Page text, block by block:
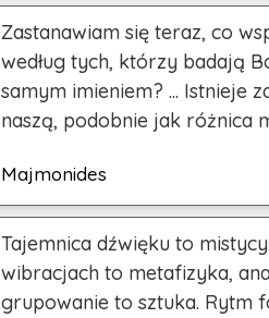
Zastanawiam się teraz, co
według tych, którzy badają
samym imieniem? ... Istnieje
naszą, podobnie jak różnica
Majmonides
Tajemnica dźwięku to
wibracjach to metafizyka,
grupowanie to sztuka. Rytm